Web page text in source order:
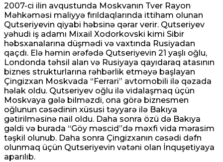
2007-ci ilin avqustunda Moskvanın Tver Rayon
Məhkəməsi maliyyə fırıldaqlarında ittiham olunan
Qutseriyevin qiyabi həbsinə qərar verir. Qutseriyev
yəhudi iş adamı Mixail Xodorkovski kimi Sibir
həbsxanalarına düşmədi və vaxtında Rusiyadan
qaçdı. Elə həmin ərəfədə Qutseriyevin 21 yaşlı oğlu,
Londonda təhsil alan və Rusiyaya qayıdaraq atasının
biznes strukturlarına rəhbərlik etməyə başlayan
Çingizxan Moskvada “Ferrari” avtomobili ilə qəzada
həlak oldu. Qutseriyev oğlu ilə vidalaşmaq üçün
Moskvaya gələ bilməzdi, ona görə biznesmen
oğlunun cəsədinin xüsusi təyyarə ilə Bakıya
gətirilməsinə nail oldu. Daha sonra özü də Bakıya
gəldi və burada “Göy məscid”də məxfi vida mərasim
təşkil olunub. Daha sonra Çingizxanın cəsədi dəfn
olunmaq üçün Qutseriyevin vətəni olan İnquşetiyaya
aparılıb.